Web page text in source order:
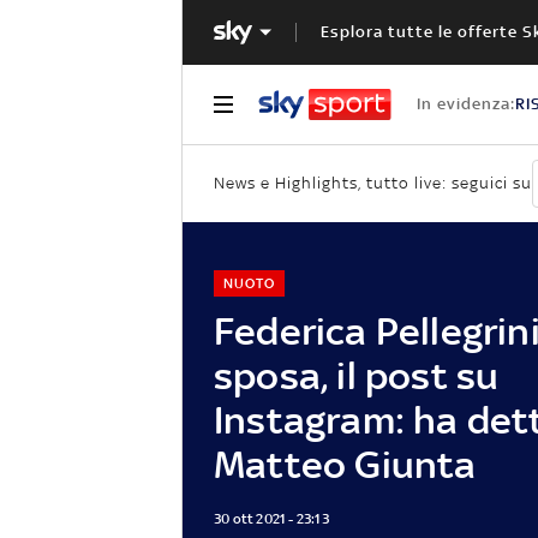
Esplora tutte le offerte
In evidenza:
News e Highlights, tutto live: seguici su
Federica
sposa, il post su
Instagram: ha
Matteo Giunta
NUOTO
30 ott 2021 - 23:13